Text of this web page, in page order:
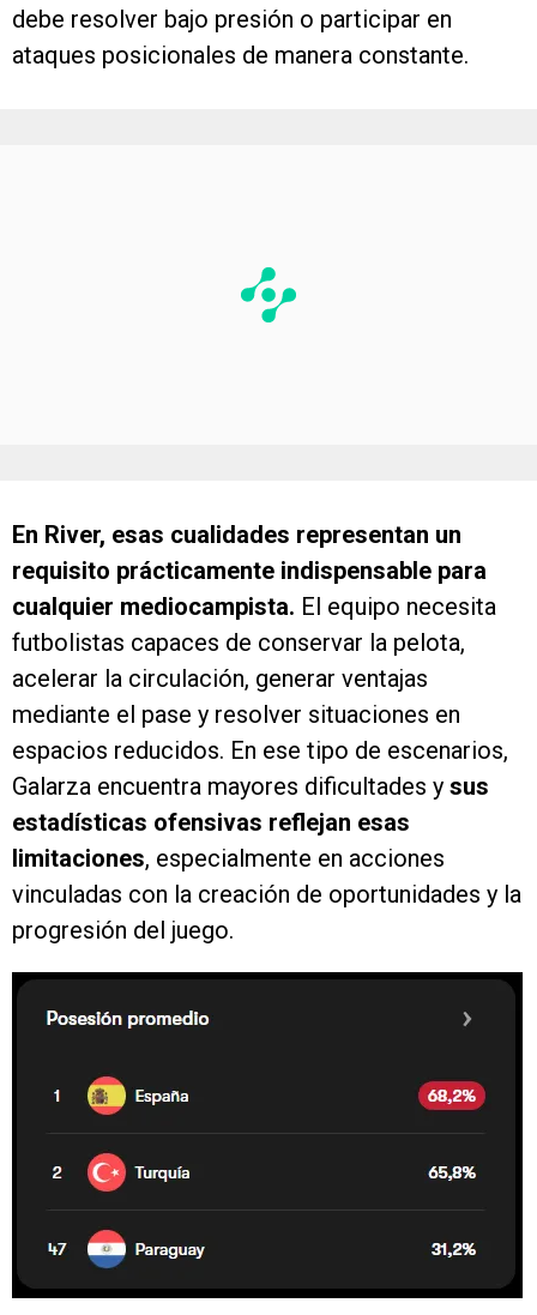
debe resolver bajo presión o participar en
ataques posicionales de manera constante.
En River, esas cualidades representan un
requisito prácticamente indispensable para
cualquier mediocampista. El equipo necesita
futbolistas capaces de conservar la pelota,
acelerar la circulación, generar ventajas
mediante el pase y resolver situaciones en
espacios reducidos. En ese tipo de escenarios,
Galarza encuentra mayores dificultades y sus
estadísticas ofensivas reflejan esas
limitaciones, especialmente en acciones
vinculadas con la creación de oportunidades y la
progresión del juego.